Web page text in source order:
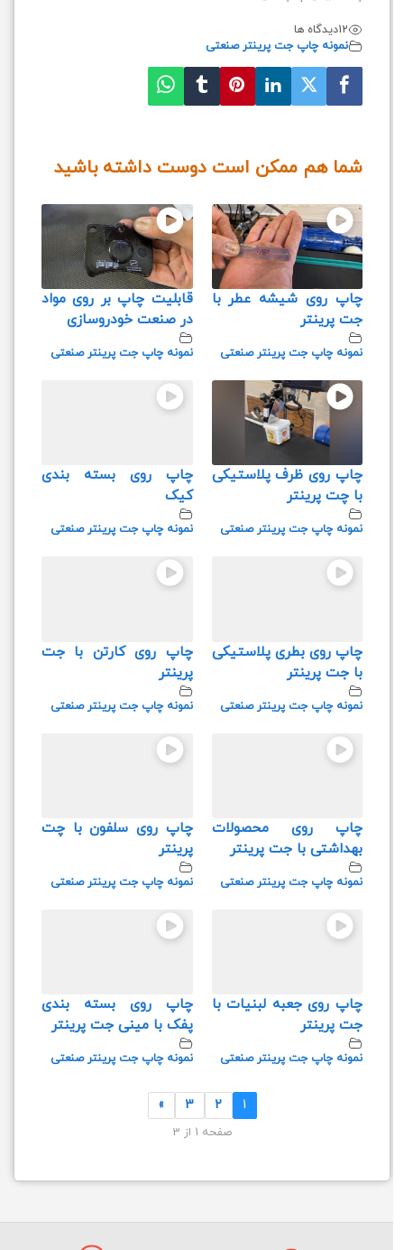
12دیدگاه ها
نمونه چاپ جت پرینتر صنعتی
شما هم ممکن است دوست داشته باشید
چاپ روی شیشه عطر با
جت پرینتر
نمونه چاپ جت پرینتر صنعتی
قابلیت چاپ بر روی مواد
در صنعت خودروسازی
نمونه چاپ جت پرینتر صنعتی
چاپ روی ظرف پلاستیکی
با چت پرینتر
نمونه چاپ جت پرینتر صنعتی
چاپ روی بسته بندی
کیک
نمونه چاپ جت پرینتر صنعتی
چاپ روی بطری پلاستیکی
با جت پرینتر
نمونه چاپ جت پرینتر صنعتی
چاپ روی کارتن با جت
پرینتر
نمونه چاپ جت پرینتر صنعتی
چاپ روی محصولات
بهداشتی با جت پرینتر
نمونه چاپ جت پرینتر صنعتی
چاپ روی سلفون با چت
پرینتر
نمونه چاپ جت پرینتر صنعتی
چاپ روی جعبه لبنیات با
جت پرینتر
نمونه چاپ جت پرینتر صنعتی
چاپ روی بسته بندی
پفک با مینی جت پرینتر
نمونه چاپ جت پرینتر صنعتی
صفحه 1 از 3